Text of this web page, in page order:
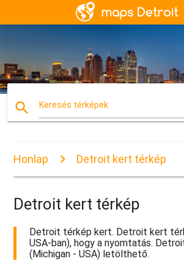
search Keresés térképek
Honlap Detroit kert térkép
Detroit kert térkép
Detroit térkép kert. Detroit kert
USA-ban), hogy a nyomtatás.
(Michigan - USA) letölthető.